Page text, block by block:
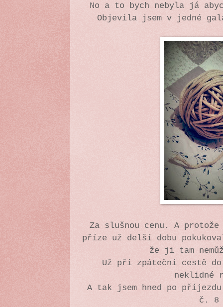
No a to bych nebyla já
Objevila jsem v jedné
Za slušnou cenu. A protože
příze už delší dobu
že ji tam
Už při zpáteční cestě do
neklidné
A tak jsem hned po příjezdu
č. 8